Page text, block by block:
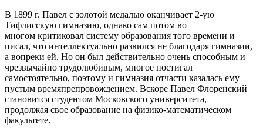
В 1899 г. Павел с золотой медалью оканчивает 2-ую
Тифлисскую гимназию, однако сам потом во
многом критиковал систему образования того времени и
писал, что интеллектуально развился не благодаря гимназии,
а вопреки ей. Но он был действительно очень способным и
чрезвычайно трудолюбивым, многое постигал
самостоятельно, поэтому и гимназия отчасти казалась ему
пустым времяпрепровождением. Вскоре Павел Флоренский
становится студентом Московского университета,
продолжая свое образование на физико-математическом
факультете.